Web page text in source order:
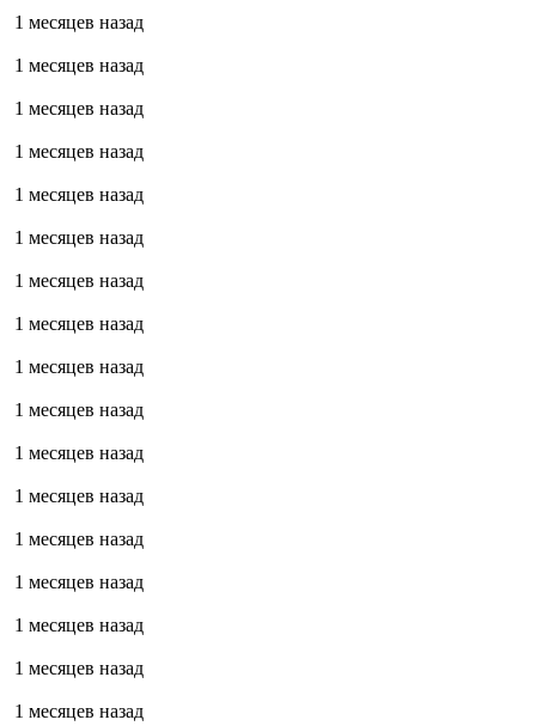
1 месяцев назад
1 месяцев назад
1 месяцев назад
1 месяцев назад
1 месяцев назад
1 месяцев назад
1 месяцев назад
1 месяцев назад
1 месяцев назад
1 месяцев назад
1 месяцев назад
1 месяцев назад
1 месяцев назад
1 месяцев назад
1 месяцев назад
1 месяцев назад
1 месяцев назад